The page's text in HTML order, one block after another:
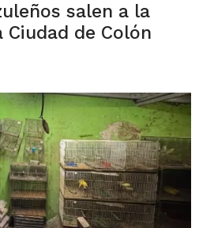
salen a la
de Colón